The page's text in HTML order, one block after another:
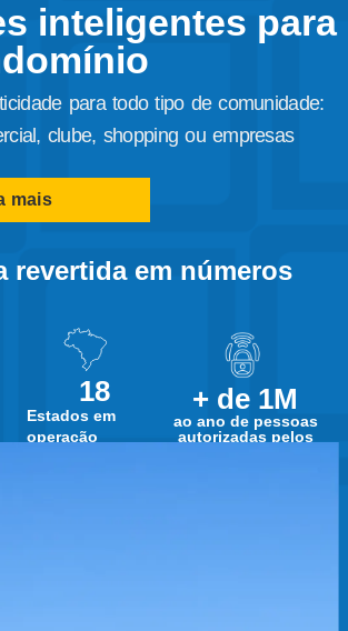
inteligentes para
para todo tipo de comunidade:
clube, shopping ou empresas
mais
revertida em números
Estados em
operação
18 + de 1M
ao ano de pessoas
autorizadas pelos